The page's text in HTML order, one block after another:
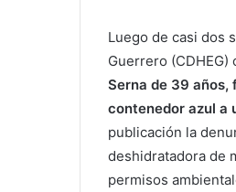
Luego de casi dos
Guerrero (CDHEG)
Serna de 39 años,
contenedor azul a
publicación la
deshidratadora de
permisos